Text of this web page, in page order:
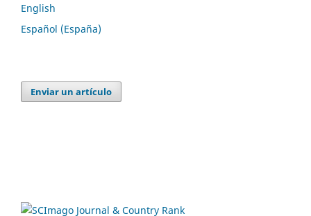
English
Español (España)
Enviar un artículo